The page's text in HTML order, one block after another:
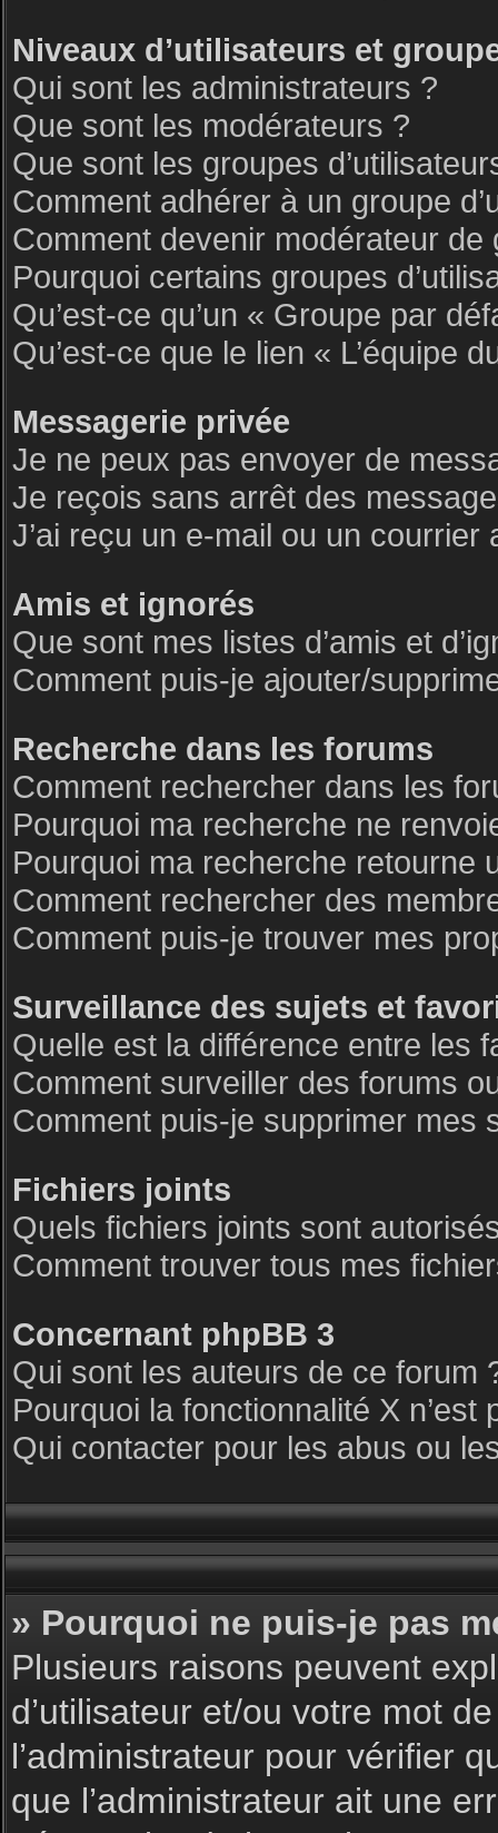
Niveaux d’utilisateurs et
Qui sont les administrateurs ?
Que sont les modérateurs ?
Que sont les groupes
Comment adhérer à un groupe
Comment devenir modérateur de
Pourquoi certains groupes
Qu’est-ce qu’un « Groupe par
Qu’est-ce que le lien « L’équipe
Messagerie privée
Je ne peux pas envoyer de
Je reçois sans arrêt des
J’ai reçu un e-mail ou un courrier
Amis et ignorés
Que sont mes listes d’amis et
Comment puis-je ajouter/
Recherche dans les forums
Comment rechercher dans les
Pourquoi ma recherche ne
Pourquoi ma recherche retourne
Comment rechercher des
Comment puis-je trouver mes
Surveillance des sujets et
Quelle est la différence entre les
Comment surveiller des forums
Comment puis-je supprimer mes
Fichiers joints
Quels fichiers joints sont
Comment trouver tous mes
Concernant phpBB 3
Qui sont les auteurs de ce forum
Pourquoi la fonctionnalité X n’est
Qui contacter pour les abus ou
» Pourquoi ne puis-je pas
Plusieurs raisons peuvent
d’utilisateur et/ou votre mot
l’administrateur pour vérifier
que l’administrateur ait une